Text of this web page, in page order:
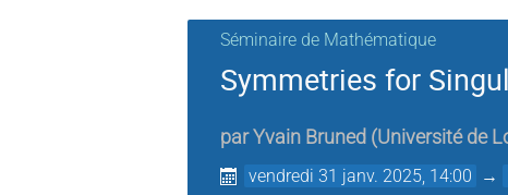
Séminaire de Mathématique
Symmetries for
parYvain Bruned (Université de
vendredi 31 janv. 2025, 14:00 →